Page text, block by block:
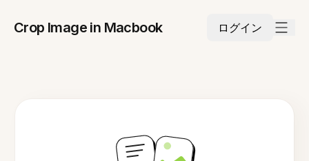
Crop Image in Macbook ログイン